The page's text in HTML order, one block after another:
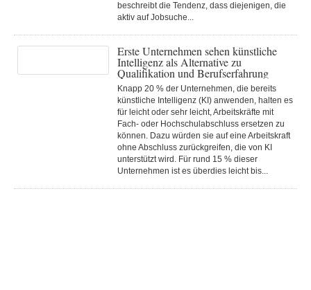
beschreibt die Tendenz, dass diejenigen, die
aktiv auf Jobsuche...
Erste Unternehmen sehen künstliche
Intelligenz als Alternative zu
Qualifikation und Berufserfahrung
Knapp 20 % der Unternehmen, die bereits
künstliche Intelligenz (KI) anwenden, halten es
für leicht oder sehr leicht, Arbeitskräfte mit
Fach- oder Hochschulabschluss ersetzen zu
können. Dazu würden sie auf eine Arbeitskraft
ohne Abschluss zurückgreifen, die von KI
unterstützt wird. Für rund 15 % dieser
Unternehmen ist es überdies leicht bis...